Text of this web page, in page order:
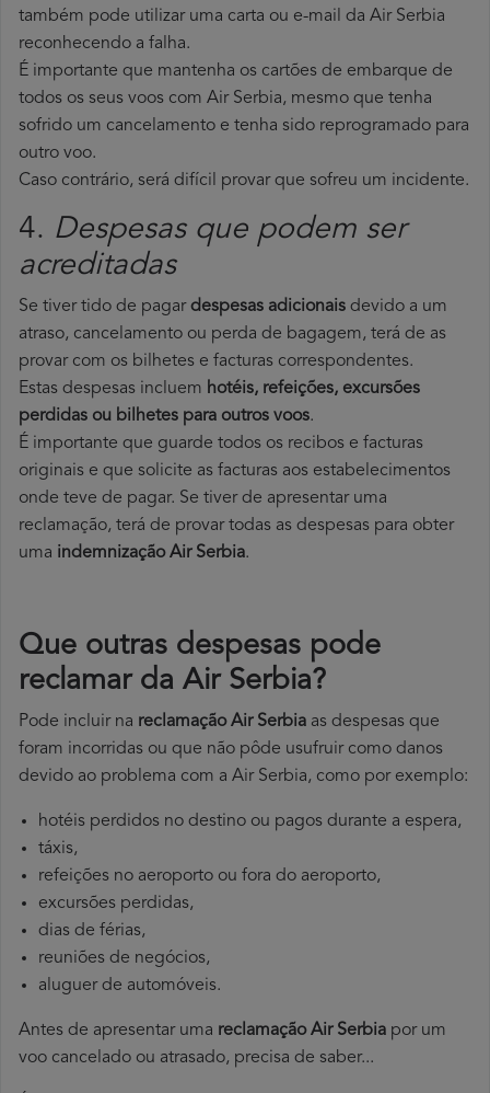
também pode utilizar uma carta ou e-mail da Air Serbia
reconhecendo a falha.
É importante que mantenha os cartões de embarque de
todos os seus voos com Air Serbia, mesmo que tenha
sofrido um cancelamento e tenha sido reprogramado para
outro voo.
Caso contrário, será difícil provar que sofreu um incidente.
4. Despesas que podem ser
acreditadas
Se tiver tido de pagardespesas adicionais devido a um
atraso, cancelamento ou perda de bagagem, terá de as
provar com os bilhetes e facturas correspondentes.
Estas despesas incluem hotéis, refeições, excursões
perdidas ou bilhetes para outros voos.
É importante que guarde todos os recibos e facturas
originais e que solicite as facturas aos estabelecimentos
onde teve de pagar. Se tiver de apresentar uma
reclamação, terá de provar todas as despesas para obter
uma indemnização Air Serbia.
Que outras despesas pode
reclamar da Air Serbia?
Pode incluir na reclamação Air Serbia as despesas que
foram incorridas ou que não pôde usufruir como danos
devido ao problema com a Air Serbia, como por exemplo:
hotéis perdidos no destino ou pagos durante a espera,
táxis,
refeições no aeroporto ou fora do aeroporto,
excursões perdidas,
dias de férias,
reuniões de negócios,
aluguer de automóveis.
Antes de apresentar uma reclamação Air Serbia por um
voo cancelado ou atrasado, precisa de saber...